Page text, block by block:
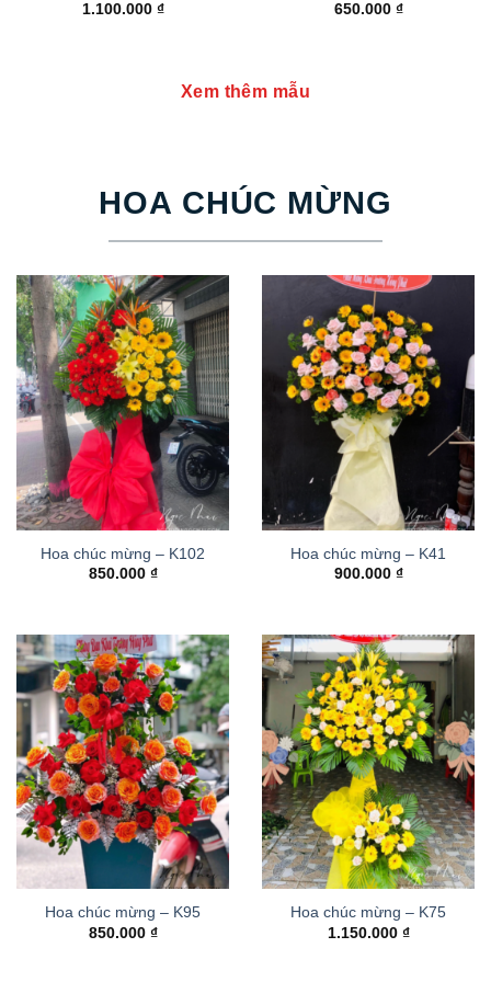
1.100.000 ₫
650.000 ₫
Xem thêm mẫu
HOA CHÚC MỪNG
Hoa chúc mừng – K102
850.000 ₫
Hoa chúc mừng – K41
900.000 ₫
Hoa chúc mừng – K95
850.000 ₫
Hoa chúc mừng – K75
1.150.000 ₫